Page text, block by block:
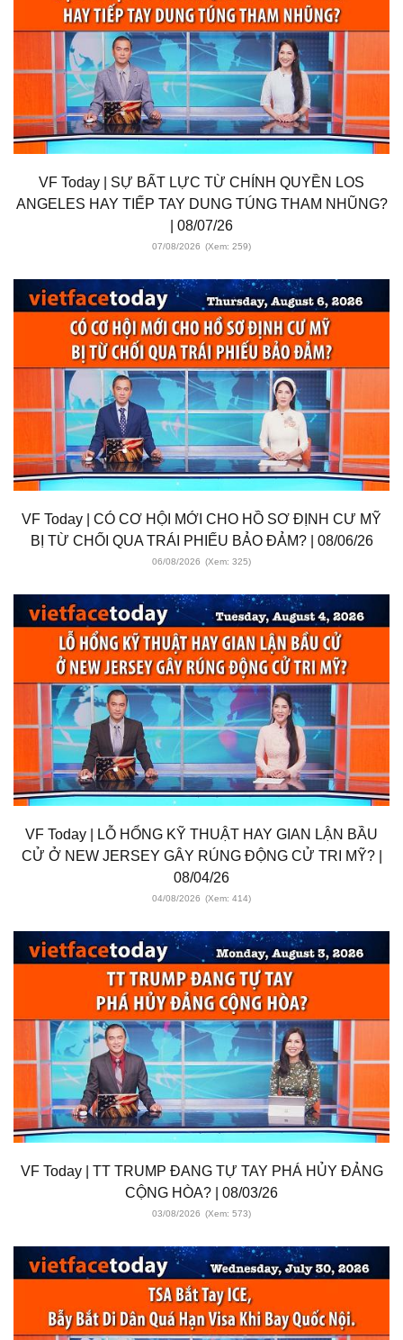
VF Today | SỰ BẤT LỰC TỪ CHÍNH QUYỀN LOS
ANGELES HAY TIẾP TAY DUNG TÚNG THAM NHŨNG?
| 08/07/26
07/08/2026 (Xem: 259)
VF Today | CÓ CƠ HỘI MỚI CHO HỒ SƠ ĐỊNH CƯ MỸ
BỊ TỪ CHỐI QUA TRÁI PHIẾU BẢO ĐẢM? | 08/06/26
06/08/2026 (Xem: 325)
VF Today | LỖ HỔNG KỸ THUẬT HAY GIAN LẬN BẦU
CỬ Ở NEW JERSEY GÂY RÚNG ĐỘNG CỬ TRI MỸ? |
08/04/26
04/08/2026 (Xem: 414)
VF Today | TT TRUMP ĐANG TỰ TAY PHÁ HỦY ĐẢNG
CỘNG HÒA? | 08/03/26
03/08/2026 (Xem: 573)